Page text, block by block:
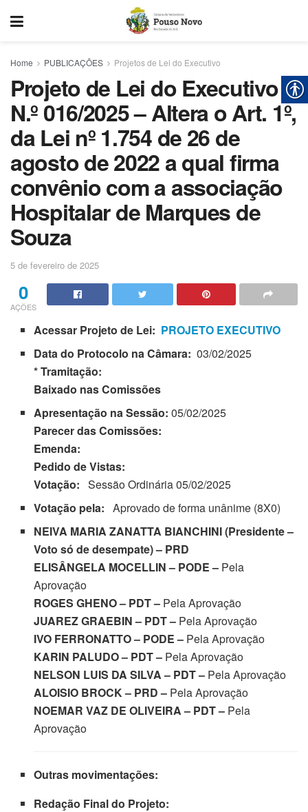
Home PUBLICAÇÕES Projetos de Lei do Executivo
Projeto de Lei do Executivo
N.º 016/2025 – Altera o Art. 1º,
da Lei nº 1.754 de 26 de
agosto de 2022 a qual firma
convênio com a associação
Hospitalar de Marques de
Souza
5 de fevereiro de 2025
0
AÇÕES
Acessar Projeto de Lei: PROJETO EXECUTIVO
Data do Protocolo na Câmara:03/02/2025
* Tramitação:
Baixado nas Comissões
Apresentação na Sessão:05/02/2025
Parecer das Comissões:
Emenda:
Pedido de Vistas:
Votação: Sessão Ordinária 05/02/2025
Votação pela:Aprovado de forma unânime (8X0)
NEIVA MARIA ZANATTA BIANCHINI (Presidente –
Voto só de desempate) – PRD
ELISÂNGELA MOCELLIN – PODE – Pela
Aprovação
ROGES GHENO – PDT – Pela Aprovação
JUAREZ GRAEBIN – PDT – Pela Aprovação
IVO FERRONATTO – PODE – Pela Aprovação
KARIN PALUDO – PDT – Pela Aprovação
NELSON LUIS DA SILVA – PDT – Pela Aprovação
ALOISIO BROCK – PRD – Pela Aprovação
NOEMAR VAZ DE OLIVEIRA – PDT – Pela
Aprovação
Outras movimentações:
Redação Final do Projeto: